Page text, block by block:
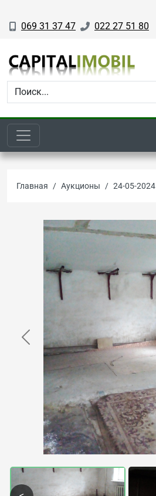
069 31 37 47 022 27 51 80
Главная Аукционы 24-05-2024
Previous